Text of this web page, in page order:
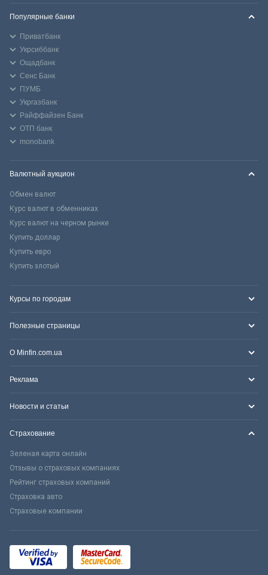
Популярные банки
Приватбанк
Укрсиббанк
Ощадбанк
Сенс Банк
ПУМБ
Укргазбанк
Райффайзен Банк
ОТП банк
monobank
Валютный аукцион
Обмен валют
Курс валют в обменниках
Курс валют на черном рынке
Купить доллар
Купить евро
Купить злотый
Курсы по городам
Полезные страницы
О Minfin.com.ua
Реклама
Новости и статьи
Страхование
Зеленая карта онлайн
Отзывы о страховых компаниях
Рейтинг страховых компаний
Страховка авто
Страховые компании